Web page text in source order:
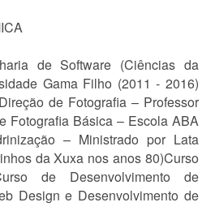
de Software (Ciências da
Gama Filho (2011 - 2016)
de Fotografia – Professor
Fotografia Básica – Escola ABA
– Ministrado por Lata
da Xuxa nos anos 80)Curso
de Desenvolvimento de
Design e Desenvolvimento de